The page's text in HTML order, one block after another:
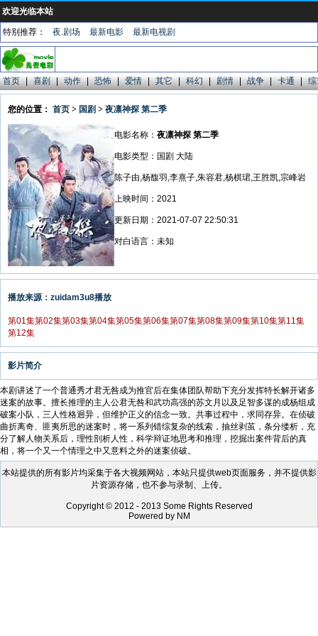
欢迎光临本站
特别推荐： 夜.剧场 最新电影 最新电视剧
首页 | 喜剧 | 动作 | 恐怖 | 爱情 | 其它 | 科幻 | 剧情 | 战争 | 卡通 |
您的位置： 首页 > 国剧 > 夜凛神探 第二季
电影名称： 夜凛神探 第二季
电影类型：国剧 大陆
陈子由,杨馥羽,李熹子,朱容君,杨棋珺,王胜凯,宗峰岩
上映时间：2021
更新日期：2021-07-07 22:50:31
对白语言：未知
播放来源：zuidam3u8播放
第01集第02集第03集第04集第05集第06集第07集第08集第09集第10集第11集
第12集
影片简介
本剧讲述了一个普通秀才君无咎成为推官后在集体团队帮助下充分发挥特长解开诸多
迷案的故事。擅长推理的主人公君无咎和武功高强的苏文月以及足智多谋的成杨组成
破案小队，三人性格迥异，但维护正义的信念一致。共事过程中，求同存异。在侦破
曲折离奇、匪夷所思的迷案时，将一系列错综复杂的线索，抽丝剥茧，条分缕析，充
分了解人物关系后，理性剖析人性，科学辩证地思考和推理，挖掘出案件背后的真
相，将一个又一个情理之中又意料之外的迷案侦破。
本站提供的所有影片均采集于各大视频网站，本站只提供web页面服务，并不提供影
片资源存储，也不参与录制、上传。
Copyright © 2012 - 2013 Some Rights Reserved
Powered by NM